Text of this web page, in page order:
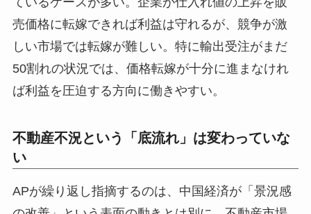
売価格に転嫁できれば利益は守れるが、競争が激
しい市場では転嫁が難しい。特に輸出受注がまだ
50割れの状況では、価格転嫁が十分に進まなけれ
ば利益を圧迫する方向に働きやすい。
不動産不況という「底流れ」は変わっていな
い
APが繰り返し指摘するのは、中国経済が「景況感